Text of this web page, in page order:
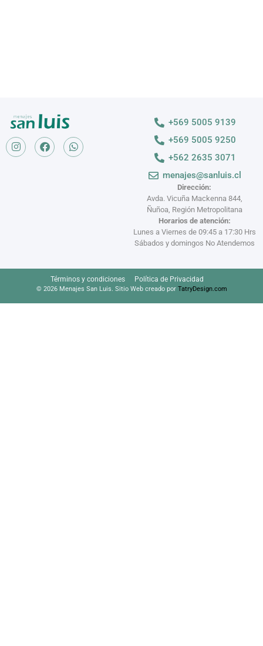
Dirección:
Avda. Vicuña Mackenna 844,
Ñuñoa, Región Metropolitana
Horarios de atención:
Lunes a Viernes de 09:45 a 17:30 Hrs
Sábados y domingos No Atendemos
+569 5005 9139
+569 5005 9250
+562 2635 3071
menajes@sanluis.cl
Términos y condiciones Política de Privacidad
© 2026 Menajes San Luis. Sitio Web creado por TatryDesign.com